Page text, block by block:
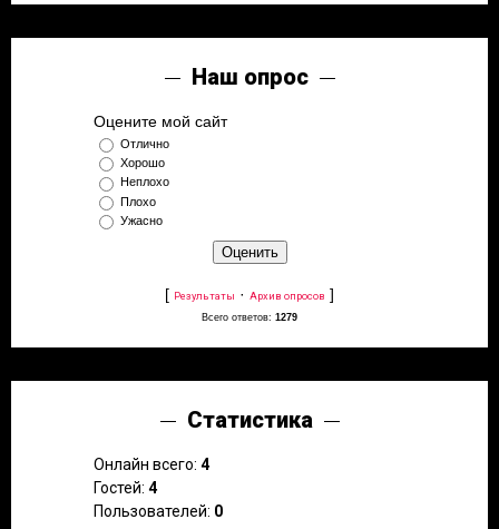
Наш опрос
Оцените мой сайт
Отлично
Хорошо
Неплохо
Плохо
Ужасно
[ Результаты · Архив опросов ]
Всего ответов: 1279
Статистика
Онлайн всего: 4
Гостей: 4
Пользователей: 0